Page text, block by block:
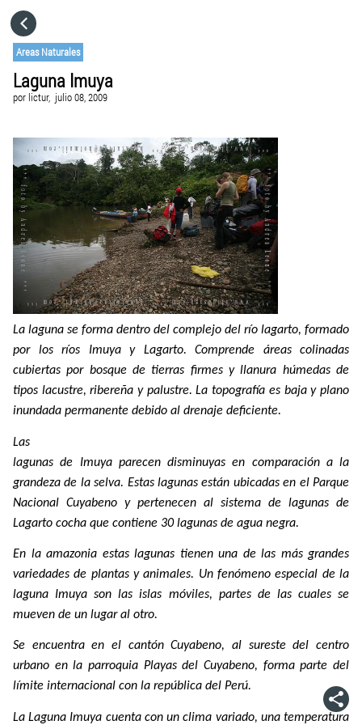
Areas Naturales
Laguna Imuya
por lictur, julio 08, 2009
La laguna se forma dentro del complejo del río lagarto, formado
por los ríos Imuya y Lagarto. Comprende áreas colinadas
cubiertas por bosque de tierras firmes y llanura húmedas de
tipos lacustre, ribereña y palustre. La topografía es baja y plano
inundada permanente debido al drenaje deficiente.
Las
lagunas de Imuya parecen disminuyas en comparación a la
grandeza de la selva. Estas lagunas están ubicadas en el Parque
Nacional Cuyabeno y pertenecen al sistema de lagunas de
Lagarto cocha que contiene 30 lagunas de agua negra.
En la amazonia estas lagunas tienen una de las más grandes
variedades de plantas y animales. Un fenómeno especial de la
laguna Imuya son las islas móviles, partes de las cuales se
mueven de un lugar al otro.
Se encuentra en el cantón Cuyabeno, al sureste del centro
urbano en la parroquia Playas del Cuyabeno, forma parte del
límite internacional con la república del Perú.
La Laguna Imuya cuenta con un clima variado, una temperatura
VISITA EL SITIO WEB